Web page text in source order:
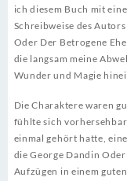
ich diesem Buch mit
Schreibweise des
Oder Der Betrogene
die langsam meine
Wunder und Magie
Die Charaktere waren
fühlte sich
einmal gehört hatte,
die George Dandin
Aufzügen in einem